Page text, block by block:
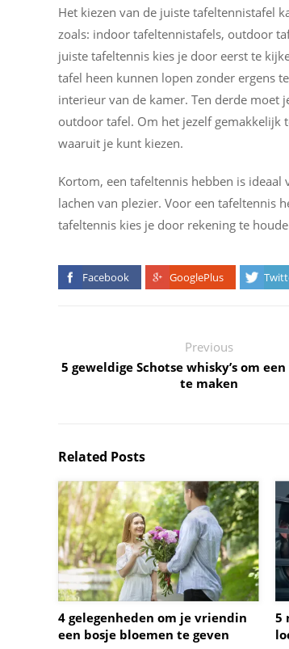
Het kiezen van de juiste tafeltennistafel
zoals: indoor tafeltennistafels, outdoor
juiste tafeltennis kies je door eerst te
tafel heen kunnen lopen zonder ergens
interieur van de kamer. Ten derde moet
outdoor tafel. Om het jezelf gemakkelijk
waaruit je kunt kiezen.
Kortom, een tafeltennis hebben is
lachen van plezier. Voor een tafeltennis
tafeltennis kies je door rekening te
Facebook GooglePlus
Previous
5 geweldige Schotse whisky’s om een
te maken
Related Posts
4 gelegenheden om je vriendin
een bosje bloemen te geven
5